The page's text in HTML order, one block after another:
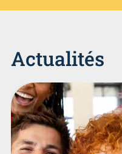
Actualités